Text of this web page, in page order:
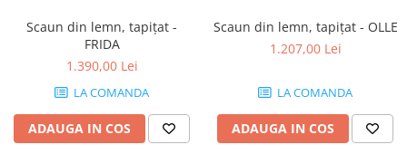
Scaun din lemn, tapițat -
FRIDA
1.390,00 Lei
LA COMANDA
ADAUGA IN COS
Scaun din lemn, tapițat - OLLE
1.207,00 Lei
LA COMANDA
ADAUGA IN COS